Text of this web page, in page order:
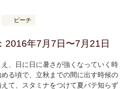
ピーチ
2016年7月7日〜7月21日
、日に日に暑さが強くなっていく時
る頃で、立秋までの間に出す時候の
て、スタミナをつけて夏バテ知らず